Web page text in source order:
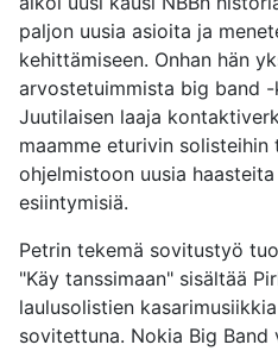
paljon uusia asioita ja
kehittämiseen. Onhan hän
arvostetuimmista big band
Juutilaisen laaja
maamme eturivin solisteihin
ohjelmistoon uusia
esiintymisiä.
Petrin tekemä sovitustyö
"Käy tanssimaan" sisältää
laulusolistien
sovitettuna. Nokia Big